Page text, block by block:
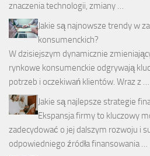
znaczenia technologii, zmiany …
Jakie są najnowsze trendy w
konsumenckich?
W dzisiejszym dynamicznie
rynkowe konsumenckie odgrywają
potrzeb i oczekiwań klientów. Wraz z …
Jakie są najlepsze strategie
Ekspansja firmy to kluczowy
zadecydować o jej dalszym rozwoju i
odpowiedniego źródła finansowania …